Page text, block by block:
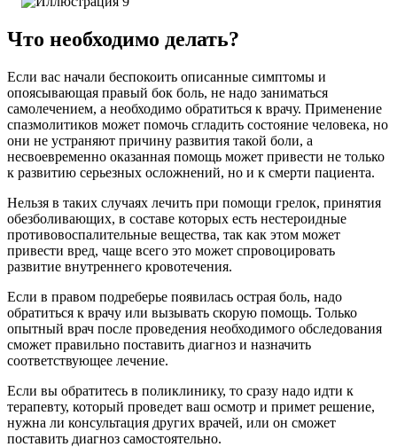
Что необходимо делать?
Если вас начали беспокоить описанные симптомы и
опоясывающая правый бок боль, не надо заниматься
самолечением, а необходимо обратиться к врачу. Применение
спазмолитиков может помочь сгладить состояние человека, но
они не устраняют причину развития такой боли, а
несвоевременно оказанная помощь может привести не только
к развитию серьезных осложнений, но и к смерти пациента.
Нельзя в таких случаях лечить при помощи грелок, принятия
обезболивающих, в составе которых есть нестероидные
противовоспалительные вещества, так как этом может
привести вред, чаще всего это может спровоцировать
развитие внутреннего кровотечения.
Если в правом подреберье появилась острая боль, надо
обратиться к врачу или вызывать скорую помощь. Только
опытный врач после проведения необходимого обследования
сможет правильно поставить диагноз и назначить
соответствующее лечение.
Если вы обратитесь в поликлинику, то сразу надо идти к
терапевту, который проведет ваш осмотр и примет решение,
нужна ли консультация других врачей, или он сможет
поставить диагноз самостоятельно.